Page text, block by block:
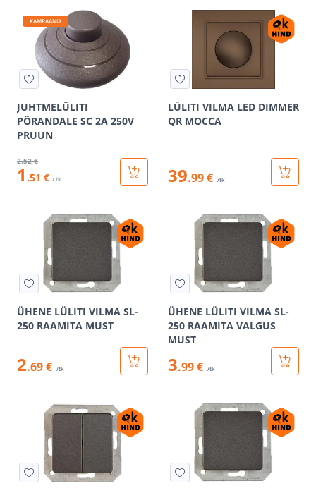
KAMPAANIA
JUHTMELÜLITI
PÕRANDALE SC 2A 250V
PRUUN
2.52 €
1 .51 € / tk
LÜLITI VILMA LED DIMMER
QR MOCCA
39.99 € /tk
ÜHENE LÜLITI VILMA SL-
250 RAAMITA MUST
2.69 € /tk
ÜHENE LÜLITI VILMA SL-
250 RAAMITA VALGUS
MUST
3.99 € /tk